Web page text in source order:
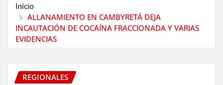
Inicio
ALLANAMIENTO EN CAMBYRETÁ DEJA
INCAUTACIÓN DE COCAÍNA FRACCIONADA Y VARIAS
EVIDENCIAS
REGIONALES